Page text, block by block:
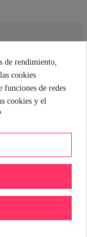
comodidad y
monodosis
a fresa añade un
de rendimiento,
cookies
funciones de redes
cookies y el